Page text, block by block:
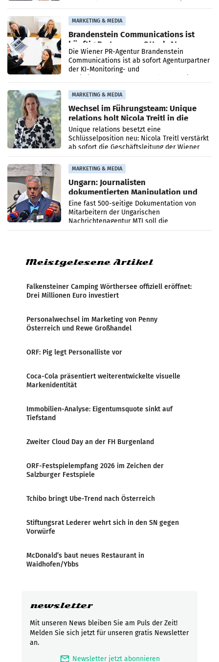
MARKETING & MEDIA
Brandenstein Communications ist
künftig Partner von OtterlyAI
Die Wiener PR-Agentur Brandenstein
Communications ist ab sofort Agenturpartner
der KI-Monitoring- und
MARKETING & MEDIA
Wechsel im Führungsteam: Unique
relations holt Nicola Treitl in die
Geschäftsleitung
Unique relations besetzt eine
Schlüsselposition neu: Nicola Treitl verstärkt
ab sofort die Geschäftsleitung der Wiener
PR-Agentur an der Seite von Josef Kalina und
Anna Kalina-Mahr.
MARKETING & MEDIA
Ungarn: Journalisten
dokumentierten Manipulation und
Zensur
Eine fast 500-seitige Dokumentation von
Mitarbeitern der Ungarischen
Nachrichtenagentur MTI soll die
systematische Nachrichten-Manipulation und
Meistgelesene Artikel
Falkensteiner Camping Wörthersee offiziell eröffnet:
Drei Millionen Euro investiert
Personalwechsel im Marketing von Penny
Österreich und Rewe Großhandel
ORF: Pig legt Personalliste vor
Coca-Cola präsentiert weiterentwickelte visuelle
Markenidentität
Immobilien-Analyse: Eigentumsquote sinkt auf
Tiefstand
Zweiter Cloud Day an der FH Burgenland
ORF-Festspielempfang 2026 im Zeichen der
Salzburger Festspiele
Tchibo bringt Ube-Trend nach Österreich
Stiftungsrat Lederer wehrt sich in den SN gegen
Vorwürfe
McDonald’s baut neues Restaurant in
Waidhofen/Ybbs
newsletter
Mit unseren News bleiben Sie am Puls der Zeit!
Melden Sie sich jetzt für unseren gratis Newsletter
an.
mark_email_read Newsletter jetzt abonnieren